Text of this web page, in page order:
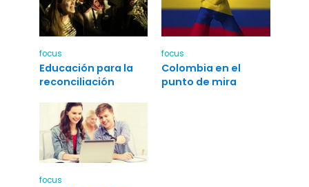
focus
Educación para la
reconciliación
focus
Colombia en el
punto de mira
focus